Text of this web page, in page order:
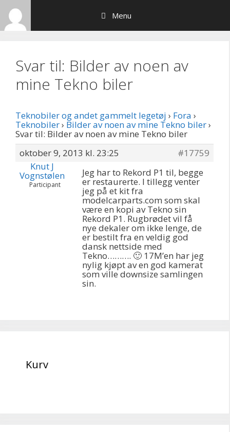
Hop
indhold
Menu
Svar til: Bilder av noen av
mine Tekno biler
Teknobiler og andet gammelt legetøj › Fora ›
Teknobiler› Bilder av noen av mine Tekno biler›
Svar til: Bilder av noen av mine Tekno biler
oktober 9, 2013 kl. 23:25
#17759
Knut J
Vognstølen
Participant
Jeg har to Rekord P1 til, begge
er restaurerte. I tillegg venter
jeg på et kit fra
modelcarparts.com som skal
være en kopi av Tekno sin
Rekord P1. Rugbrødet vil få
nye dekaler om ikke lenge, de
er bestilt fra en veldig god
dansk nettside med
Tekno………. 🙂 17M’en har jeg
nylig kjøpt av en god kamerat
som ville downsize samlingen
sin.
Kurv